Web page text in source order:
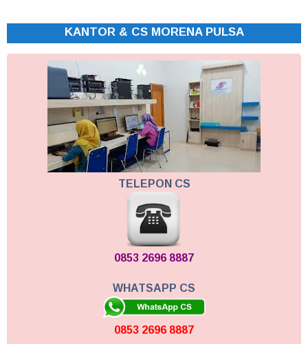
KANTOR & CS MORENA PULSA
TELEPON CS
0853 2696 8887
WHATSAPP CS
0853 2696 8887